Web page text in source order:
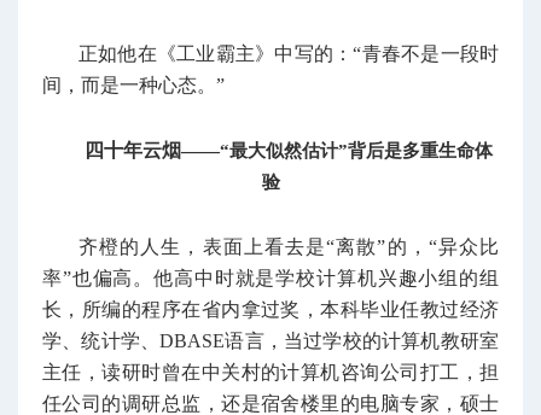
正如他在《工业霸主》中写的：“青春不是一段时
间，而是一种心态。”
四十年云烟——“最大似然估计”背后是多重生命体
验
齐橙的人生，表面上看去是“离散”的，“异众比
率”也偏高。他高中时就是学校计算机兴趣小组的组
长，所编的程序在省内拿过奖，本科毕业任教过经济
学、统计学、DBASE语言，当过学校的计算机教研室
主任，读研时曾在中关村的计算机咨询公司打工，担
任公司的调研总监，还是宿舍楼里的电脑专家，硕士